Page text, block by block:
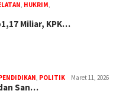
, HUKRIM,
Miliar, KPK…
, POLITIK Maret 11, 2026
San…